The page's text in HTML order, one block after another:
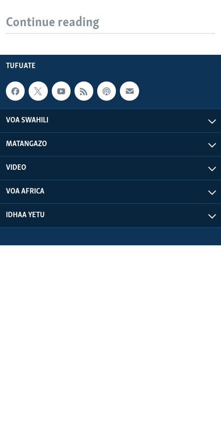
Continue reading
TUFUATE
VOA SWAHILI
MATANGAZO
VIDEO
VOA AFRICA
IDHAA YETU